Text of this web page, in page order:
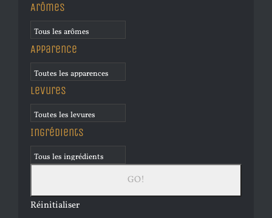
Arômes
Apparence
Levures
Ingrédients
Réinitialiser